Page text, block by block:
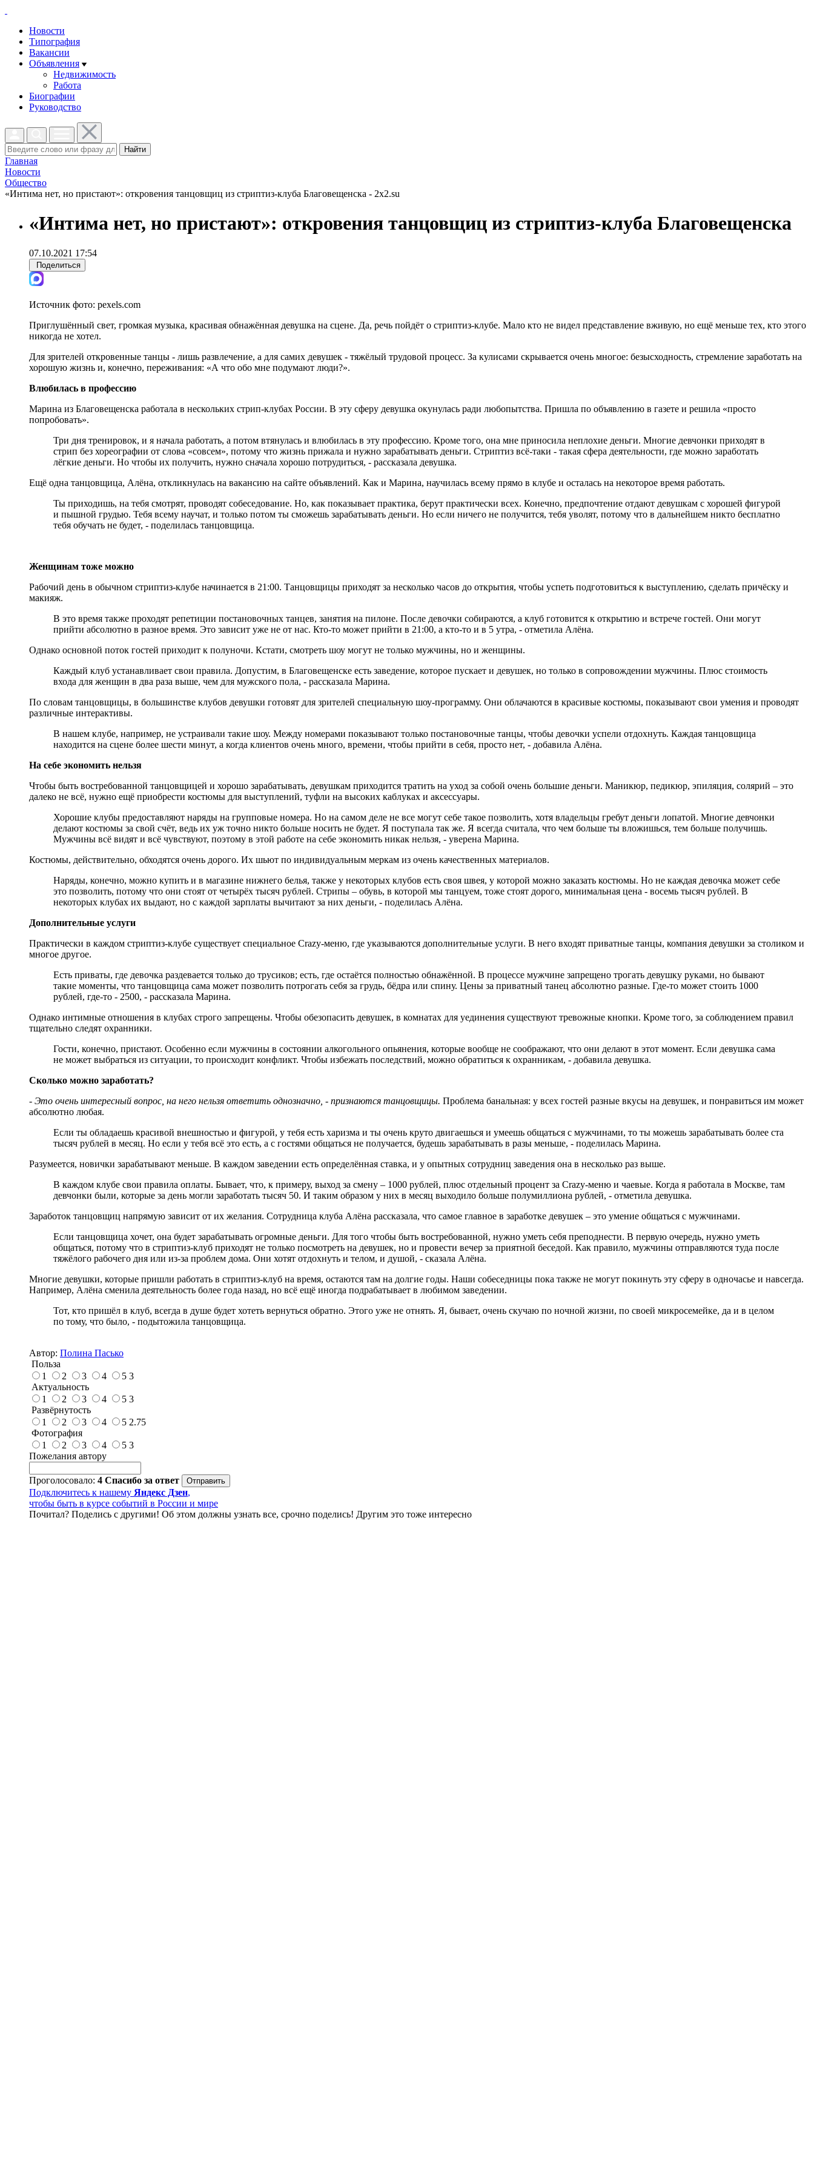
Новости
Типография
Вакансии
Объявления
Недвижимость
Работа
Биографии
Руководство
Найти
Главная
Новости
Общество
«Интима нет, но пристают»: откровения танцовщиц из стриптиз-клуба Благовещенска - 2x2.su
«Интима нет, но пристают»: откровения танцовщиц из стриптиз-клуба Благовещенска
07.10.2021 17:54
Поделиться
Источник фото: pexels.com
Приглушённый свет, громкая музыка, красивая обнажённая девушка на сцене. Да, речь пойдёт о стриптиз-клубе. Мало кто не видел представление вживую, но ещё меньше тех, кто этого
никогда не хотел.
Для зрителей откровенные танцы - лишь развлечение, а для самих девушек - тяжёлый трудовой процесс. За кулисами скрывается очень многое: безысходность, стремление заработать на
хорошую жизнь и, конечно, переживания: «А что обо мне подумают люди?».
Влюбилась в профессию
Марина из Благовещенска работала в нескольких стрип-клубах России. В эту сферу девушка окунулась ради любопытства. Пришла по объявлению в газете и решила «просто
попробовать».
Три дня тренировок, и я начала работать, а потом втянулась и влюбилась в эту профессию. Кроме того, она мне приносила неплохие деньги. Многие девчонки приходят в
стрип без хореографии от слова «совсем», потому что жизнь прижала и нужно зарабатывать деньги. Стриптиз всё-таки - такая сфера деятельности, где можно заработать
лёгкие деньги. Но чтобы их получить, нужно сначала хорошо потрудиться, - рассказала девушка.
Ещё одна танцовщица, Алёна, откликнулась на вакансию на сайте объявлений. Как и Марина, научилась всему прямо в клубе и осталась на некоторое время работать.
Ты приходишь, на тебя смотрят, проводят собеседование. Но, как показывает практика, берут практически всех. Конечно, предпочтение отдают девушкам с хорошей фигурой
и пышной грудью. Тебя всему научат, и только потом ты сможешь зарабатывать деньги. Но если ничего не получится, тебя уволят, потому что в дальнейшем никто бесплатно
тебя обучать не будет, - поделилась танцовщица.
Женщинам тоже можно
Рабочий день в обычном стриптиз-клубе начинается в 21:00. Танцовщицы приходят за несколько часов до открытия, чтобы успеть подготовиться к выступлению, сделать причёску и
макияж.
В это время также проходят репетиции постановочных танцев, занятия на пилоне. После девочки собираются, а клуб готовится к открытию и встрече гостей. Они могут
прийти абсолютно в разное время. Это зависит уже не от нас. Кто-то может прийти в 21:00, а кто-то и в 5 утра, - отметила Алёна.
Однако основной поток гостей приходит к полуночи. Кстати, смотреть шоу могут не только мужчины, но и женщины.
Каждый клуб устанавливает свои правила. Допустим, в Благовещенске есть заведение, которое пускает и девушек, но только в сопровождении мужчины. Плюс стоимость
входа для женщин в два раза выше, чем для мужского пола, - рассказала Марина.
По словам танцовщицы, в большинстве клубов девушки готовят для зрителей специальную шоу-программу. Они облачаются в красивые костюмы, показывают свои умения и проводят
различные интерактивы.
В нашем клубе, например, не устраивали такие шоу. Между номерами показывают только постановочные танцы, чтобы девочки успели отдохнуть. Каждая танцовщица
находится на сцене более шести минут, а когда клиентов очень много, времени, чтобы прийти в себя, просто нет, - добавила Алёна.
На себе экономить нельзя
Чтобы быть востребованной танцовщицей и хорошо зарабатывать, девушкам приходится тратить на уход за собой очень большие деньги. Маникюр, педикюр, эпиляция, солярий – это
далеко не всё, нужно ещё приобрести костюмы для выступлений, туфли на высоких каблуках и аксессуары.
Хорошие клубы предоставляют наряды на групповые номера. Но на самом деле не все могут себе такое позволить, хотя владельцы гребут деньги лопатой. Многие девчонки
делают костюмы за свой счёт, ведь их уж точно никто больше носить не будет. Я поступала так же. Я всегда считала, что чем больше ты вложишься, тем больше получишь.
Мужчины всё видят и всё чувствуют, поэтому в этой работе на себе экономить никак нельзя, - уверена Марина.
Костюмы, действительно, обходятся очень дорого. Их шьют по индивидуальным меркам из очень качественных материалов.
Наряды, конечно, можно купить и в магазине нижнего белья, также у некоторых клубов есть своя швея, у которой можно заказать костюмы. Но не каждая девочка может себе
это позволить, потому что они стоят от четырёх тысяч рублей. Стрипы – обувь, в которой мы танцуем, тоже стоят дорого, минимальная цена - восемь тысяч рублей. В
некоторых клубах их выдают, но с каждой зарплаты вычитают за них деньги, - поделилась Алёна.
Дополнительные услуги
Практически в каждом стриптиз-клубе существует специальное Crazy-меню, где указываются дополнительные услуги. В него входят приватные танцы, компания девушки за столиком и
многое другое.
Есть приваты, где девочка раздевается только до трусиков; есть, где остаётся полностью обнажённой. В процессе мужчине запрещено трогать девушку руками, но бывают
такие моменты, что танцовщица сама может позволить потрогать себя за грудь, бёдра или спину. Цены за приватный танец абсолютно разные. Где-то может стоить 1000
рублей, где-то - 2500, - рассказала Марина.
Однако интимные отношения в клубах строго запрещены. Чтобы обезопасить девушек, в комнатах для уединения существуют тревожные кнопки. Кроме того, за соблюдением правил
тщательно следят охранники.
Гости, конечно, пристают. Особенно если мужчины в состоянии алкогольного опьянения, которые вообще не соображают, что они делают в этот момент. Если девушка сама
не может выбраться из ситуации, то происходит конфликт. Чтобы избежать последствий, можно обратиться к охранникам, - добавила девушка.
Сколько можно заработать?
- Это очень интересный вопрос, на него нельзя ответить однозначно, - признаются танцовщицы. Проблема банальная: у всех гостей разные вкусы на девушек, и понравиться им может
абсолютно любая.
Если ты обладаешь красивой внешностью и фигурой, у тебя есть харизма и ты очень круто двигаешься и умеешь общаться с мужчинами, то ты можешь зарабатывать более ста
тысяч рублей в месяц. Но если у тебя всё это есть, а с гостями общаться не получается, будешь зарабатывать в разы меньше, - поделилась Марина.
Разумеется, новички зарабатывают меньше. В каждом заведении есть определённая ставка, и у опытных сотрудниц заведения она в несколько раз выше.
В каждом клубе свои правила оплаты. Бывает, что, к примеру, выход за смену – 1000 рублей, плюс отдельный процент за Crazy-меню и чаевые. Когда я работала в Москве, там
девчонки были, которые за день могли заработать тысяч 50. И таким образом у них в месяц выходило больше полумиллиона рублей, - отметила девушка.
Заработок танцовщиц напрямую зависит от их желания. Сотрудница клуба Алёна рассказала, что самое главное в заработке девушек – это умение общаться с мужчинами.
Если танцовщица хочет, она будет зарабатывать огромные деньги. Для того чтобы быть востребованной, нужно уметь себя преподнести. В первую очередь, нужно уметь
общаться, потому что в стриптиз-клуб приходят не только посмотреть на девушек, но и провести вечер за приятной беседой. Как правило, мужчины отправляются туда после
тяжёлого рабочего дня или из-за проблем дома. Они хотят отдохнуть и телом, и душой, - сказала Алёна.
Многие девушки, которые пришли работать в стриптиз-клуб на время, остаются там на долгие годы. Наши собеседницы пока также не могут покинуть эту сферу в одночасье и навсегда.
Например, Алёна сменила деятельность более года назад, но всё ещё иногда подрабатывает в любимом заведении.
Тот, кто пришёл в клуб, всегда в душе будет хотеть вернуться обратно. Этого уже не отнять. Я, бывает, очень скучаю по ночной жизни, по своей микросемейке, да и в целом
по тому, что было, - подытожила танцовщица.
Автор: Полина Пасько
Польза
1
2 3 4 5 3
Актуальность
1
2 3 4 5 3
Развёрнутость
1
2 3 4 5 2.75
Фотография
1
2 3 4 5 3
Пожелания автору
Проголосовало: 4 Спасибо за ответ
Подключитесь к нашему Яндекс Дзен,
чтобы быть в курсе событий в России и мире
Почитал? Поделись с другими! Об этом должны узнать все, срочно поделись! Другим это тоже интересно